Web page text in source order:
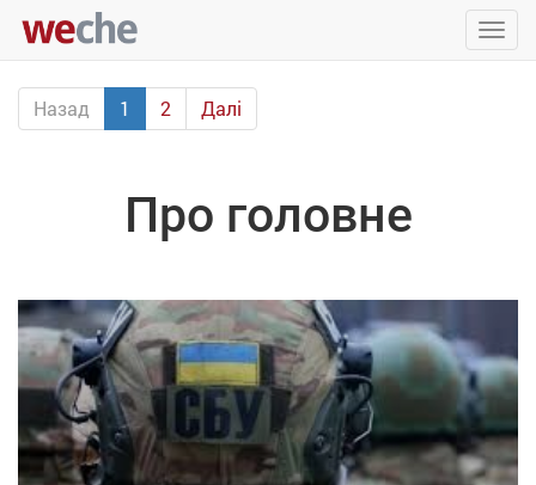
Назад
1 2 Далі
Про головне